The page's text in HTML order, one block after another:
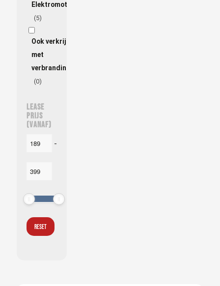
Elektromotor
(5)
Ook verkrijgbaar
met
verbrandingsmotor
(0)
Lease
prijs
(vanaf)
-